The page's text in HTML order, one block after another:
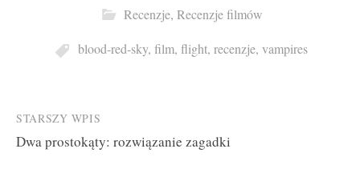
Recenzje, Recenzje filmów
blood-red-sky, film, flight, recenzje, vampires
Post
navigation
STARSZY WPIS
Dwa prostokąty: rozwiązanie zagadki